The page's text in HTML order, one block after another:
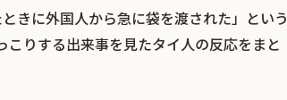
きに外国人から急に袋を渡された」という
りする出来事を見たタイ人の反応をまと